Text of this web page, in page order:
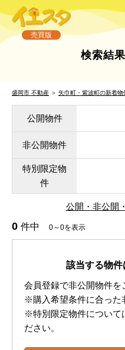
売買版
検索結
盛岡市 不動産 ＞ 矢巾町・紫波町の新着物
公開物件
非公開物件
特別限定物
件
公開・非公開
0 件中 0～0を表示
該当する物件
会員登録で非公開物件を
※購入希望条件に合った
※特別限定物件について
ださい。